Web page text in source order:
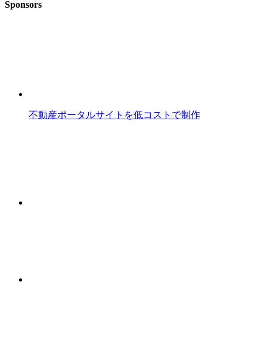
Sponsors
不動産ポータルサイトを低コストで制作